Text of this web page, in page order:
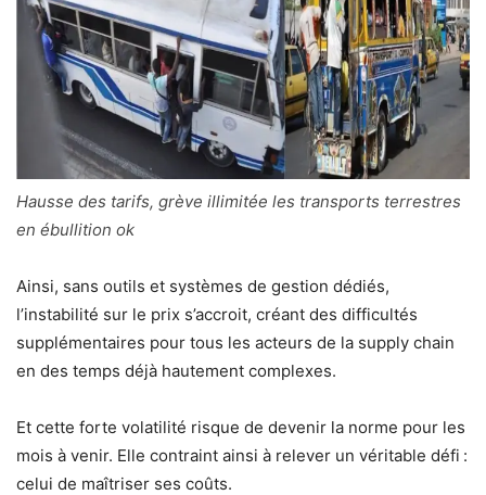
Hausse des tarifs, grève illimitée les transports terrestres
en ébullition ok
Ainsi, sans outils et systèmes de gestion dédiés,
l’instabilité sur le prix s’accroit, créant des difficultés
supplémentaires pour tous les acteurs de la supply chain
en des temps déjà hautement complexes.
Et cette forte volatilité risque de devenir la norme pour les
mois à venir. Elle contraint ainsi à relever un véritable défi :
celui de maîtriser ses coûts.